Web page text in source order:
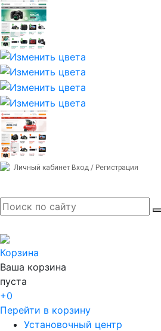
Личный кабинет Вход / Регистрация
Корзина
Ваша корзина
пуста
+0
Перейти в корзину
Установочный центр